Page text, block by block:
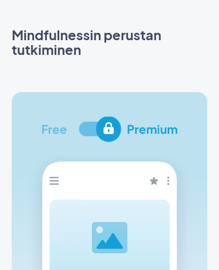
Mindfulnessin perustan
tutkiminen